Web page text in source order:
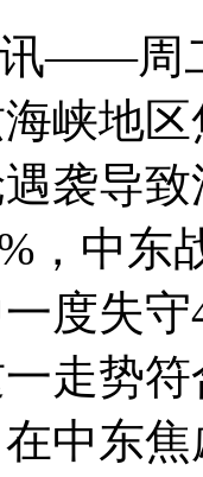
——周
峡地
袭导
，中东
度失
走势
中东